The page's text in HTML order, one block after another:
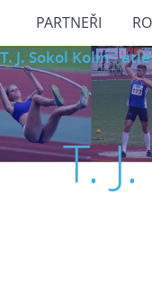
PARTNEŘI
T. J. Sokol Kolín -
T.